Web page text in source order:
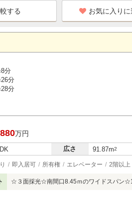
お気に入りに
分
分
分
万円
広さ 91.87m2
即入居可 所有権 エレベーター 2階以上
☆３面採光☆南間口8.45ｍのワイドスパン